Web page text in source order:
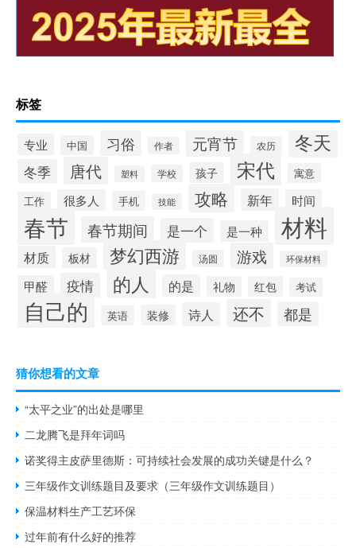
标签
专业 中国 习俗 作者 元宵节 农历 冬天
冬季 唐代 塑料 学校 孩子 宋代 寓意
工作 很多人 手机 技能 攻略 新年 时间
春节 春节期间 是一个 是一种 材料
材质 板材 梦幻西游 汤圆 游戏 环保材料
甲醛 疫情 的人 的是 礼物 红包 考试
自己的 英语 装修 诗人 还不 都是
猜你想看的文章
“太平之业”的出处是哪里
二龙腾飞是拜年词吗
诺奖得主皮萨里德斯：可持续社会发展的成功关键是什么？
三年级作文训练题目及要求（三年级作文训练题目）
保温材料生产工艺环保
过年前有什么好的推荐